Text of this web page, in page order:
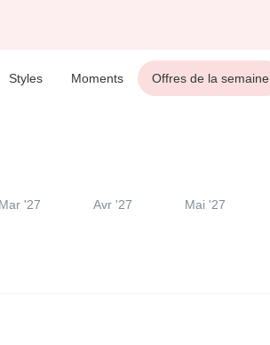
Styles Moments Offres de la semaine
Mar '27 Avr '27 Mai '27